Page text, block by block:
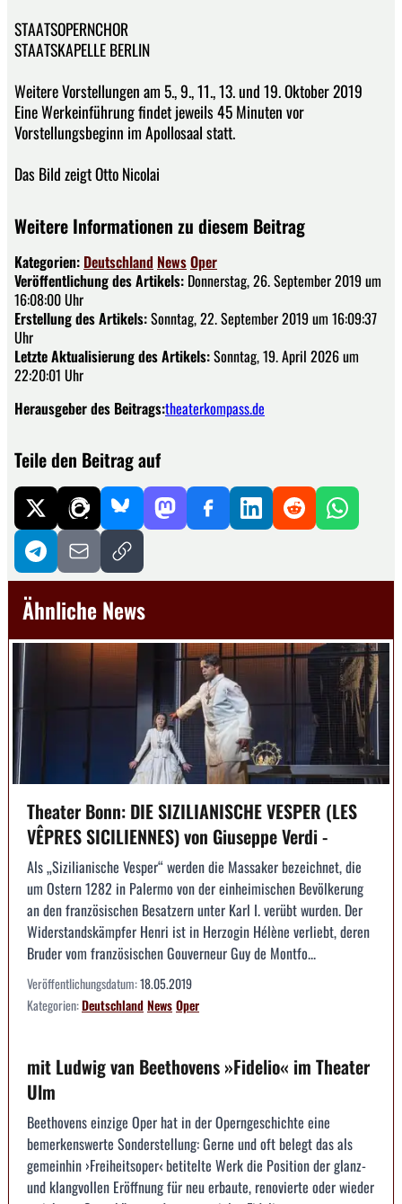
STAATSOPERNCHOR
STAATSKAPELLE BERLIN
Weitere Vorstellungen am 5., 9., 11., 13. und 19. Oktober 2019
Eine Werkeinführung findet jeweils 45 Minuten vor
Vorstellungsbeginn im Apollosaal statt.
Das Bild zeigt Otto Nicolai
Weitere Informationen zu diesem Beitrag
Kategorien: Deutschland NewsOper
Veröffentlichung des Artikels: Donnerstag, 26. September 2019 um
16:08:00 Uhr
Erstellung des Artikels:Sonntag, 22. September 2019 um 16:09:37
Uhr
Letzte Aktualisierung des Artikels:Sonntag, 19. April 2026 um
22:20:01 Uhr
Herausgeber des Beitrags:theaterkompass.de
Teile den Beitrag auf
Ähnliche News
Theater Bonn: DIE SIZILIANISCHE VESPER (LES
VÊPRES SICILIENNES) von Giuseppe Verdi -
Als „Sizilianische Vesper“ werden die Massaker bezeichnet, die
um Ostern 1282 in Palermo von der einheimischen Bevölkerung
an den französischen Besatzern unter Karl I. verübt wurden. Der
Widerstandskämpfer Henri ist in Herzogin Hélène verliebt, deren
Bruder vom französischen Gouverneur Guy de Montfo...
Veröffentlichungsdatum:18.05.2019
Kategorien:DeutschlandNewsOper
mit Ludwig van Beethovens »Fidelio« im Theater
Ulm
Beethovens einzige Oper hat in der Operngeschichte eine
bemerkenswerte Sonderstellung: Gerne und oft belegt das als
gemeinhin ›Freiheitsoper‹ betitelte Werk die Position der glanz-
und klangvollen Eröffnung für neu erbaute, renovierte oder wieder